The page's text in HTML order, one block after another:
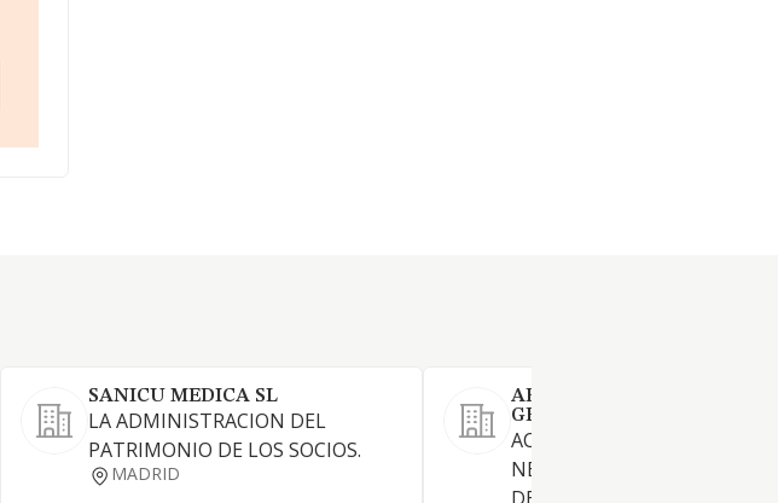
SANICU MEDICA SL
LA ADMINISTRACION DEL
PATRIMONIO DE LOS SOCIOS.
MADRID
ABANA INVERSIONES Y
GESTION DE
ACTUAR HABITUALMENTE
NEGOCIACION O